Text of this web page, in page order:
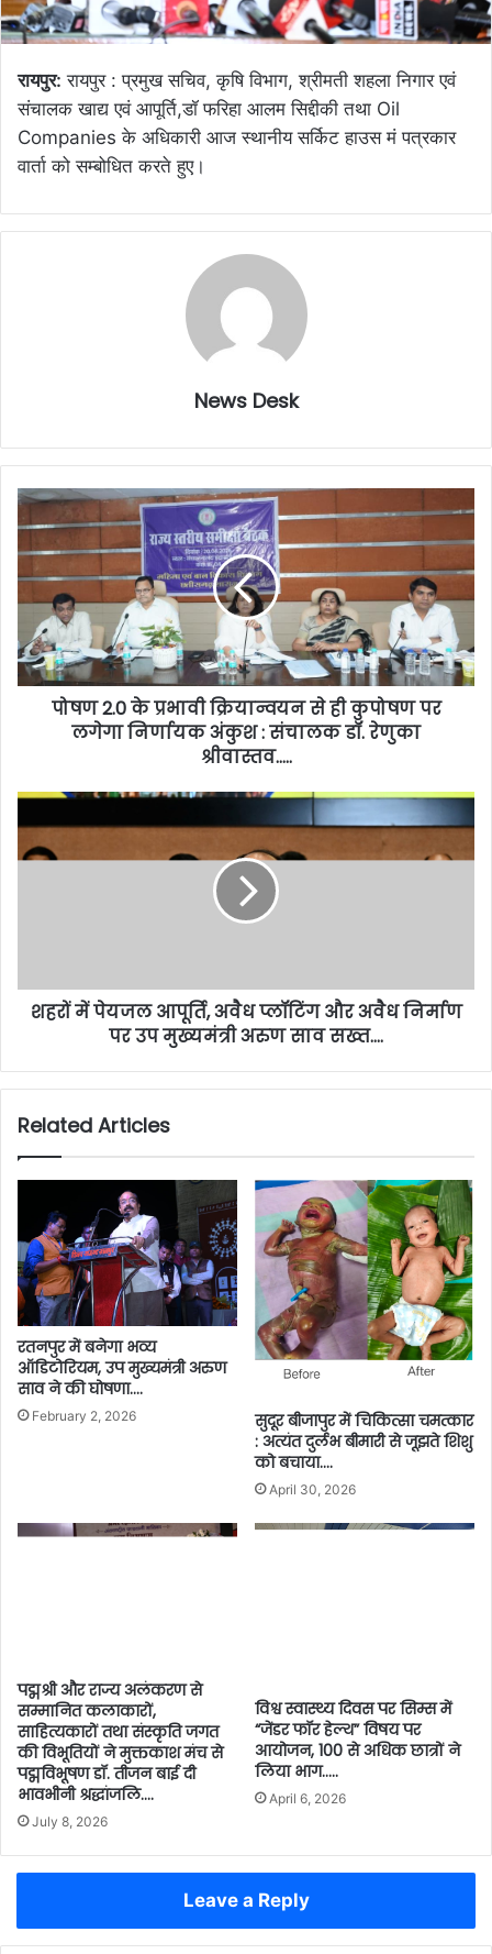
रायपुर: रायपुर : प्रमुख सचिव, कृषि विभाग, श्रीमती शहला निगार एवं
संचालक खाद्य एवं आपूर्ति,डॉ फरिहा आलम सिद्दीकी तथा Oil
Companies के अधिकारी आज स्थानीय सर्किट हाउस मं पत्रकार
वार्ता को सम्बोधित करते हुए।
News Desk
पोषण 2.0 के प्रभावी क्रियान्वयन से ही कुपोषण पर
लगेगा निर्णायक अंकुश : संचालक डॉ. रेणुका
श्रीवास्तव…..
शहरों में पेयजल आपूर्ति, अवैध प्लॉटिंग और अवैध निर्माण
पर उप मुख्यमंत्री अरुण साव सख्त….
Related Articles
रतनपुर में बनेगा भव्य
ऑडिटोरियम, उप मुख्यमंत्री अरुण
साव ने की घोषणा….
February 2, 2026
सुदूर बीजापुर में चिकित्सा चमत्कार
: अत्यंत दुर्लभ बीमारी से जूझते शिशु
को बचाया….
April 30, 2026
पद्मश्री और राज्य अलंकरण से
सम्मानित कलाकारों,
साहित्यकारों तथा संस्कृति जगत
की विभूतियों ने मुक्तकाश मंच से
पद्मविभूषण डॉ. तीजन बाई दी
भावभीनी श्रद्धांजलि….
July 8, 2026
विश्व स्वास्थ्य दिवस पर सिम्स में
“जेंडर फॉर हेल्थ” विषय पर
आयोजन, 100 से अधिक छात्रों ने
लिया भाग…..
April 6, 2026
Leave a Reply